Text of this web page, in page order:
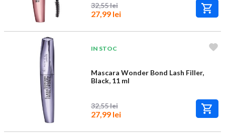
32,55 lei
27,99 lei
IN STOC
Mascara Wonder Bond Lash Filler,
Black, 11 ml
32,55 lei
27,99 lei